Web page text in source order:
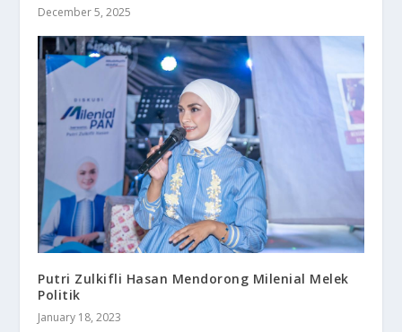
December 5, 2025
Putri Zulkifli Hasan Mendorong Milenial Melek
Politik
January 18, 2023